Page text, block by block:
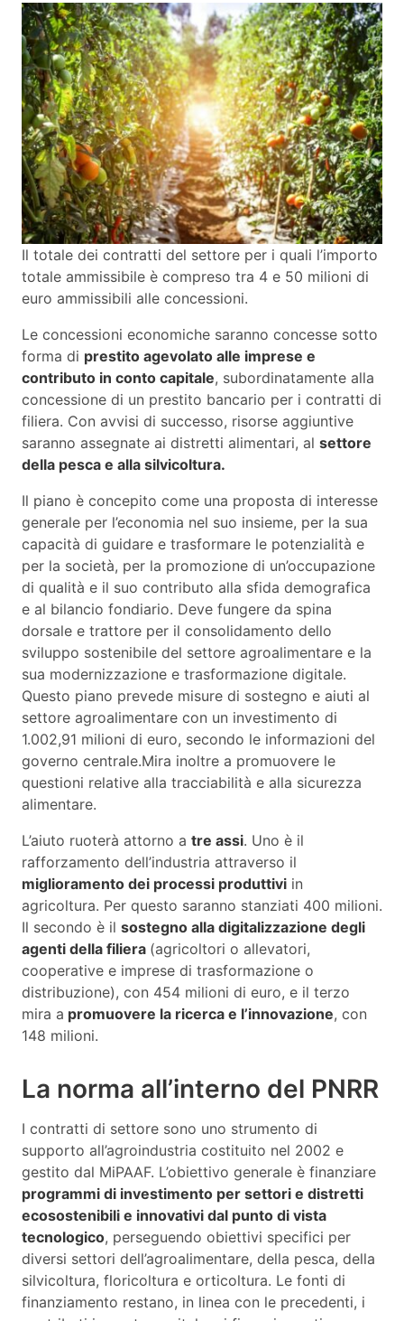
Il totale dei contratti del settore per i quali l’importo
totale ammissibile è compreso tra 4 e 50 milioni di
euro ammissibili alle concessioni.
Le concessioni economiche saranno concesse sotto
forma di prestito agevolato alle imprese e
contributo in conto capitale, subordinatamente alla
concessione di un prestito bancario per i contratti di
filiera. Con avvisi di successo, risorse aggiuntive
saranno assegnate ai distretti alimentari, al settore
della pesca e alla silvicoltura.
Il piano è concepito come una proposta di interesse
generale per l’economia nel suo insieme, per la sua
capacità di guidare e trasformare le potenzialità e
per la società, per la promozione di un’occupazione
di qualità e il suo contributo alla sfida demografica
e al bilancio fondiario. Deve fungere da spina
dorsale e trattore per il consolidamento dello
sviluppo sostenibile del settore agroalimentare e la
sua modernizzazione e trasformazione digitale.
Questo piano prevede misure di sostegno e aiuti al
settore agroalimentare con un investimento di
1.002,91 milioni di euro, secondo le informazioni del
governo centrale.Mira inoltre a promuovere le
questioni relative alla tracciabilità e alla sicurezza
alimentare.
L’aiuto ruoterà attorno a tre assi. Uno è il
rafforzamento dell’industria attraverso il
miglioramento dei processi produttivi in
agricoltura. Per questo saranno stanziati 400 milioni.
Il secondo è il sostegno alla digitalizzazione degli
agenti della filiera (agricoltori o allevatori,
cooperative e imprese di trasformazione o
distribuzione), con 454 milioni di euro, e il terzo
mira a promuovere la ricerca e l’innovazione, con
148 milioni.
La norma all’interno del PNRR
I contratti di settore sono uno strumento di
supporto all’agroindustria costituito nel 2002 e
gestito dal MiPAAF. L’obiettivo generale è finanziare
programmi di investimento per settori e distretti
ecosostenibili e innovativi dal punto di vista
tecnologico, perseguendo obiettivi specifici per
diversi settori dell’agroalimentare, della pesca, della
silvicoltura, floricoltura e orticoltura. Le fonti di
finanziamento restano, in linea con le precedenti, i